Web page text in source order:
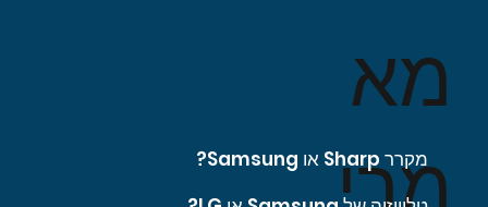
מא
מקרר Sharp או Samsung?